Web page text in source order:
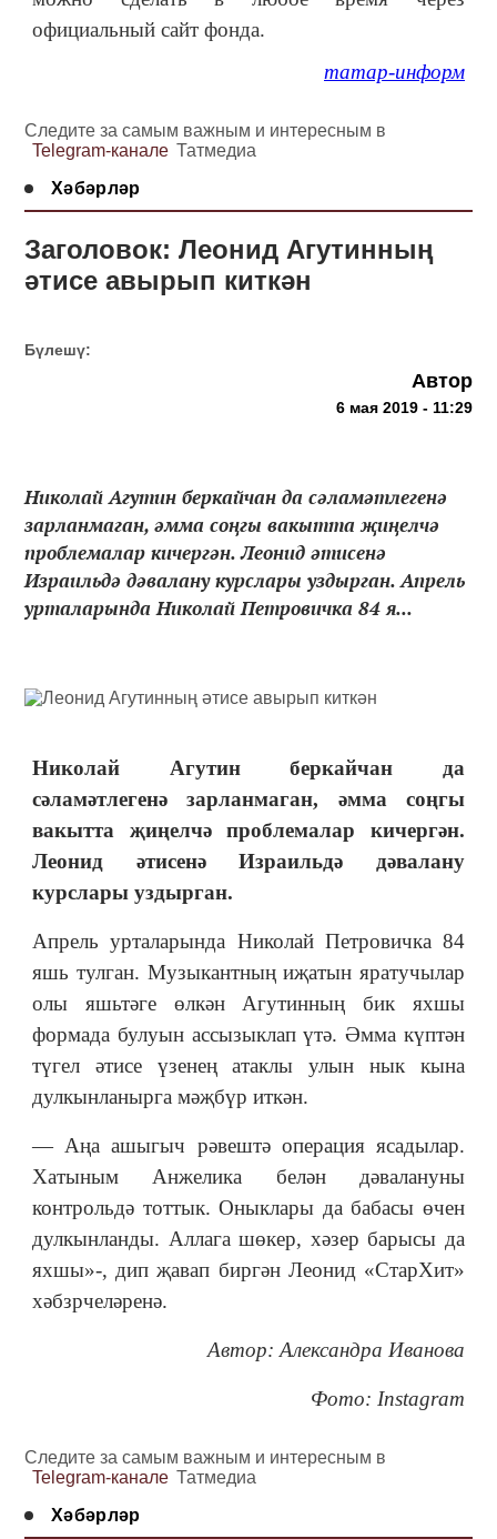
официальный сайт фонда.
татар-информ
Следите за самым важным и интересным в
Telegram-канале Татмедиа
Хәбәрләр
Заголовок: Леонид Агутинның
әтисе авырып киткән
Бүлешү:
Автор
6 мая 2019 - 11:29
Николай Агутин беркайчан да сәламәтлегенә
зарланмаган, әмма соңгы вакытта җиңелчә
проблемалар кичергән. Леонид әтисенә
Израильдә дәвалану курслары уздырган. Апрель
урталарында Николай Петровичка 84 я...
Николай Агутин беркайчан да
сәламәтлегенә зарланмаган, әмма соңгы
вакытта җиңелчә проблемалар кичергән.
Леонид әтисенәИзраильдә
дәвалану
курслары уздырган.
Апрель урталарында Николай Петровичка 84
яшь тулган. Музыкантның иҗатын яратучылар
олы яшьтәге өлкән Агутинның бик яхшы
формада булуын ассызыклап үтә. Әмма күптән
түгел әтисе үзенең атаклы улын нык кына
дулкынланырга мәҗбүр иткән.
— Аңа ашыгыч рәвештә операция ясадылар.
Хатыным Анжелика белән дәвалануны
контрольдә тоттык. Оныклары да бабасы өчен
дулкынланды. Аллага шөкер, хәзер барысы да
яхшы»-, дип җавап биргән Леонид «СтарХит»
хәбзрчеләренә.
Автор: Александра Иванова
Фото: Instagram
Следите за самым важным и интересным в
Telegram-канале Татмедиа
Хәбәрләр